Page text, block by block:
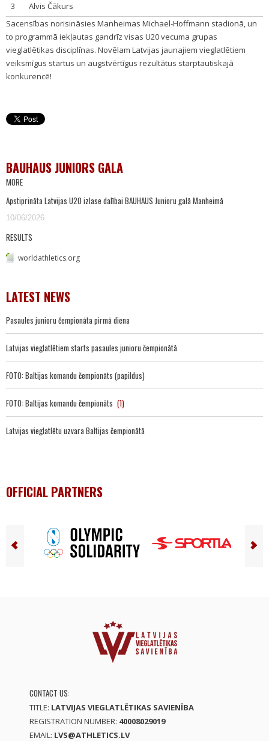
3
Alvis Čākurs
Sacensības norisināsies Manheimas Michael-Hoffmann stadionā, un
to programmā iekļautas gandrīz visas U20 vecuma grupas
vieglatlētikas disciplīnas. Novēlam Latvijas jaunajiem vieglatlētiem
veiksmīgus startus un augstvērtīgus rezultātus starptautiskajā
konkurencē!
BAUHAUS JUNIORS GALA
MORE
Apstiprināta Latvijas U20 izlase dalībai BAUHAUS Junioru galā Manheimā
10/06/2026
RESULTS
worldathletics.org
LATEST NEWS
Pasaules junioru čempionāta pirmā diena
Latvijas vieglatlētiem starts pasaules junioru čempionātā
FOTO: Baltijas komandu čempionāts (papildus)
FOTO: Baltijas komandu čempionāts (1)
Latvijas vieglatlētu uzvara Baltijas čempionātā
OFFICIAL PARTNERS
CONTACT US:
TITLE: LATVIJAS VIEGLATLĒTIKAS SAVIENĪBA
REGISTRATION NUMBER: 40008029019
EMAIL: LVS@ATHLETICS.LV